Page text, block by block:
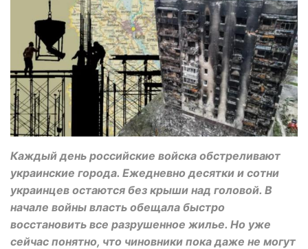
Каждый день российские войска обстреливают
украинские города. Ежедневно десятки и сотни
украинцев остаются без крыши над головой. В
начале войны власть обещала быстро
восстановить все разрушенное жилье. Но уже
сейчас понятно, что чиновники пока даже не могут